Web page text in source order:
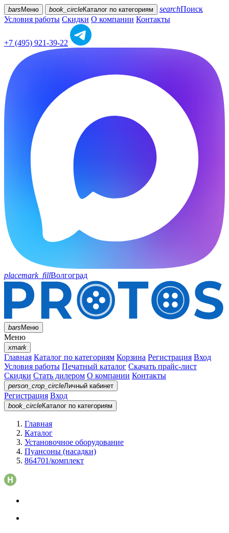
bars Меню book_circleКаталог по категориям searchПоиск
Условия работы Скидки О компании Контакты
+7 (495) 921-39-22
placemark_fillВолгоград
barsМеню
Меню
xmark
Главная Каталог по категориям Корзина Регистрация Вход
Условия работы Печатный каталог Скачать прайс-лист
Скидки Стать дилером О компании Контакты
person_crop_circleЛичный кабинет
Регистрация Вход
book_circleКаталог по категориям
Главная
Каталог
Установочное оборудование
Пуансоны (насадки)
864701/комплект